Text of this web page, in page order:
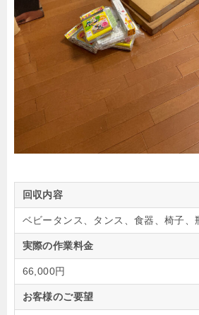
回収内容
ベビータンス、タンス、食器、椅子、
実際の作業料金
66,000円
お客様のご要望